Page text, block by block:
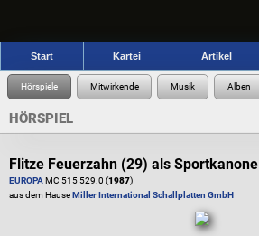
Start Kartei Artikel
HÖRSPIEL
Flitze Feuerzahn (29) als Sportkanone
EUROPA MC 515 529.0 (1987)
aus dem Hause Miller International Schallplatten GmbH